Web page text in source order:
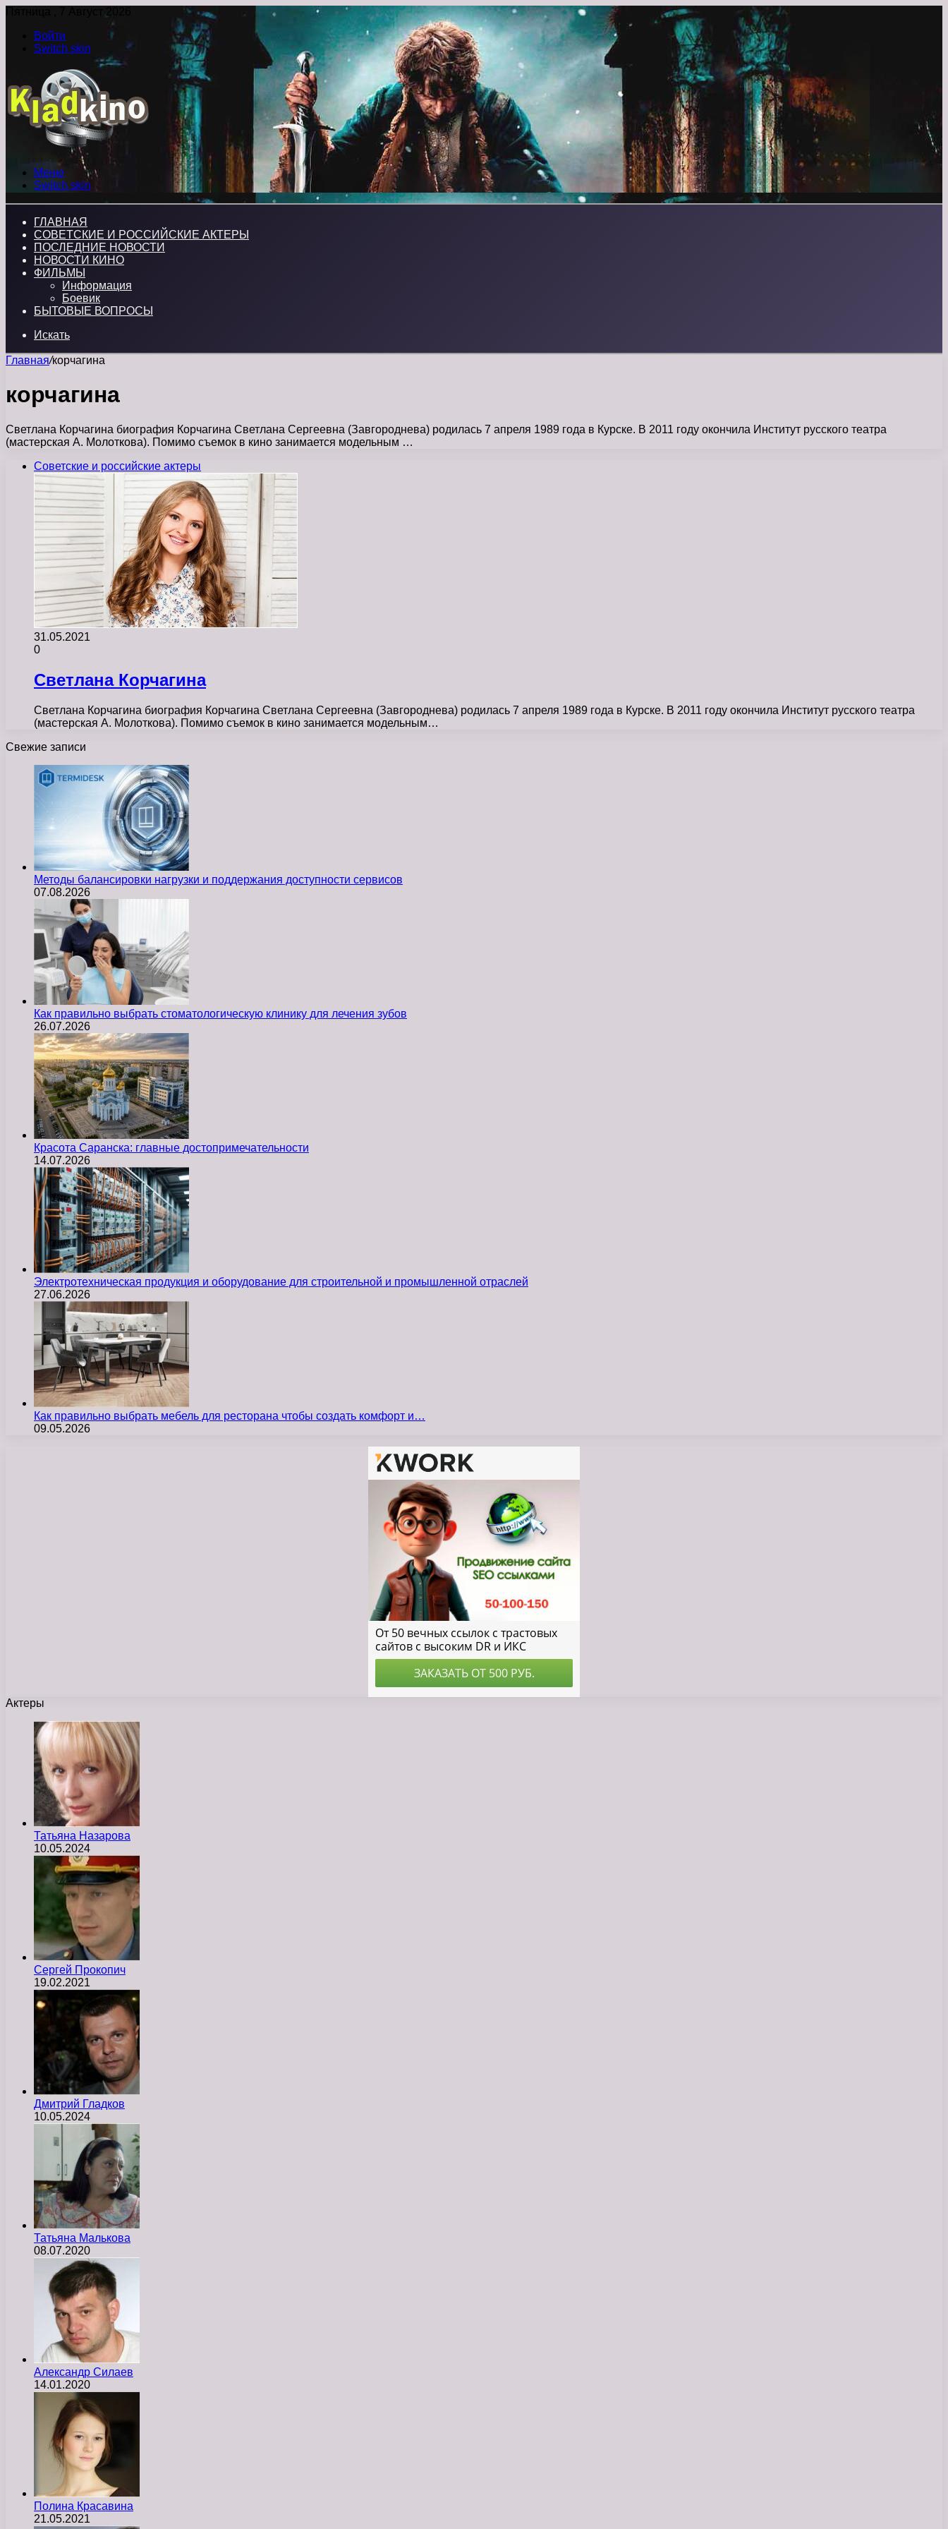
Пятница , 7 Август 2026
Войти
Switch skin
Меню
Switch skin
ГЛАВНАЯ
СОВЕТСКИЕ И РОССИЙСКИЕ АКТЕРЫ
ПОСЛЕДНИЕ НОВОСТИ
НОВОСТИ КИНО
ФИЛЬМЫ
Информация
Боевик
БЫТОВЫЕ ВОПРОСЫ
Искать
Главная/корчагина
корчагина
Светлана Корчагина биография Корчагина Светлана Сергеевна (Завгороднева) родилась 7 апреля 1989 года в Курске. В 2011 году окончила Институт русского театра
(мастерская А. Молоткова). Помимо съемок в кино занимается модельным …
Советские и российские актеры
31.05.2021
0
Светлана Корчагина
Светлана Корчагина биография Корчагина Светлана Сергеевна (Завгороднева) родилась 7 апреля 1989 года в Курске. В 2011 году окончила Институт русского театра
(мастерская А. Молоткова). Помимо съемок в кино занимается модельным…
Свежие записи
Методы балансировки нагрузки и поддержания доступности сервисов
07.08.2026
Как правильно выбрать стоматологическую клинику для лечения зубов
26.07.2026
Красота Саранска: главные достопримечательности
14.07.2026
Электротехническая продукция и оборудование для строительной и промышленной отраслей
27.06.2026
Как правильно выбрать мебель для ресторана чтобы создать комфорт и…
09.05.2026
Актеры
Татьяна Назарова
10.05.2024
Сергей Прокопич
19.02.2021
Дмитрий Гладков
10.05.2024
Татьяна Малькова
08.07.2020
Александр Силаев
14.01.2020
Полина Красавина
21.05.2021